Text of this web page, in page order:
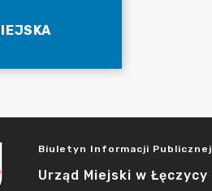
Biuletyn Informacji Publicznej
Urząd Miejski w Łęczycy